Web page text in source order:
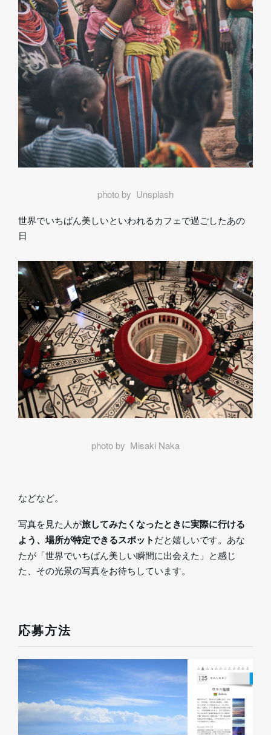
photo by Unsplash
世界でいちばん美しいといわれるカフェで過ごしたあの
日
photo by Misaki Naka
などなど。
写真を見た人が旅してみたくなったときに実際に行ける
よう、場所が特定できるスポットだと嬉しいです。あな
たが「世界でいちばん美しい瞬間に出会えた」と感じ
た、その光景の写真をお待ちしています。
応募方法